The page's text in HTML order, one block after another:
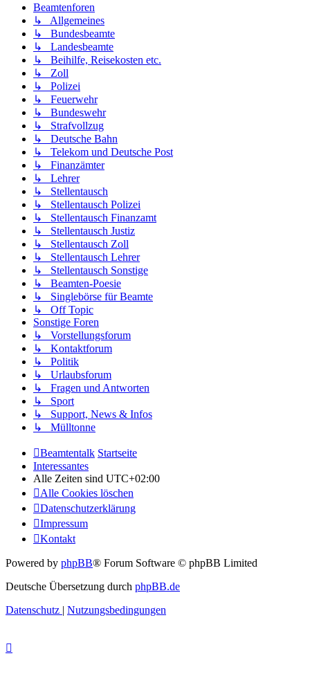
Beamtenforen
↳ Allgemeines
↳ Bundesbeamte
↳ Landesbeamte
↳ Beihilfe, Reisekosten etc.
↳ Zoll
↳ Polizei
↳ Feuerwehr
↳ Bundeswehr
↳ Strafvollzug
↳ Deutsche Bahn
↳ Telekom und Deutsche Post
↳ Finanzämter
↳ Lehrer
↳ Stellentausch
↳ Stellentausch Polizei
↳ Stellentausch Finanzamt
↳ Stellentausch Justiz
↳ Stellentausch Zoll
↳ Stellentausch Lehrer
↳ Stellentausch Sonstige
↳ Beamten-Poesie
↳ Singlebörse für Beamte
↳ Off Topic
Sonstige Foren
↳ Vorstellungsforum
↳ Kontaktforum
↳ Politik
↳ Urlaubsforum
↳ Fragen und Antworten
↳ Sport
↳ Support, News & Infos
↳ Mülltonne
Beamtentalk Startseite
Interessantes
Alle Zeiten sind UTC+02:00
Alle Cookies löschen
Datenschutzerklärung
Impressum
Kontakt
Powered by phpBB® Forum Software © phpBB Limited
Deutsche Übersetzung durch phpBB.de
Datenschutz | Nutzungsbedingungen